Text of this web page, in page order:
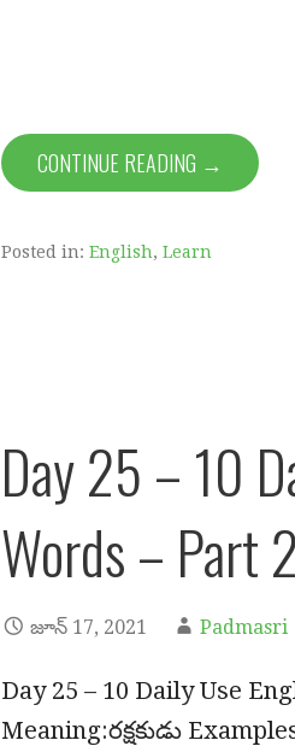
CONTINUE READING →
Posted in: English, Learn
Day 25 – 10
Words – Part 2
జూన్ 17, 2021 Padmasri
Day 25 – 10 Daily Use
Meaning:రక్షకుడు